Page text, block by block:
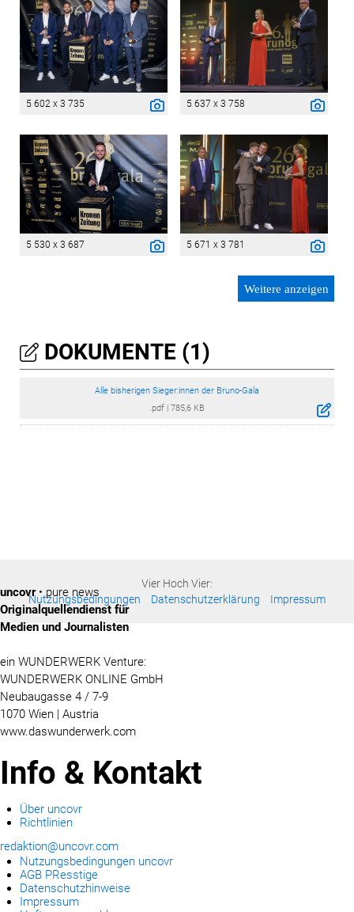
5 602 x 3 735 5 637 x 3 758
5 530 x 3 687 5 671 x 3 781
Weitere anzeigen
DOKUMENTE (1)
Alle bisherigen Sieger:innen der Bruno-Gala
.pdf | 785,6 KB
Vier Hoch Vier:
Nutzungsbedingungen
Datenschutzerklärung Impressum
uncovr• pure news
Originalquellendienst für
Medien und Journalisten
ein WUNDERWERK Venture:
WUNDERWERK ONLINE GmbH
Neubaugasse 4 / 7-9
1070 Wien | Austria
www.daswunderwerk.com
Info & Kontakt
Über uncovr
Richtlinien
redaktion@uncovr.com
Nutzungsbedingungen uncovr
AGB PResstige
Datenschutzhinweise
Impressum